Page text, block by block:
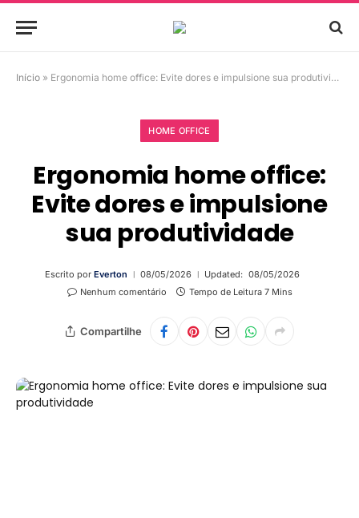
Início » Ergonomia home office: Evite dores e impulsione sua produtividade
HOME OFFICE
Ergonomia home office:
Evite dores e impulsione
sua produtividade
Escrito por Everton 08/05/2026 Updated: 08/05/2026
Nenhum comentário
Tempo de Leitura 7 Mins
Compartilhe